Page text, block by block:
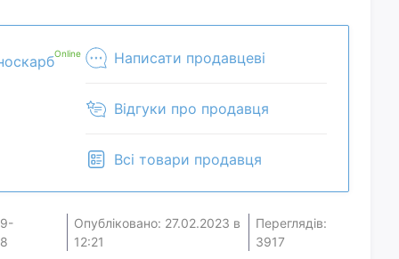
Online Написати продавцеві
Відгуки про продавця
Всі товари продавця
Опубліковано: 27.02.2023 в
12:21
Переглядів:
3917